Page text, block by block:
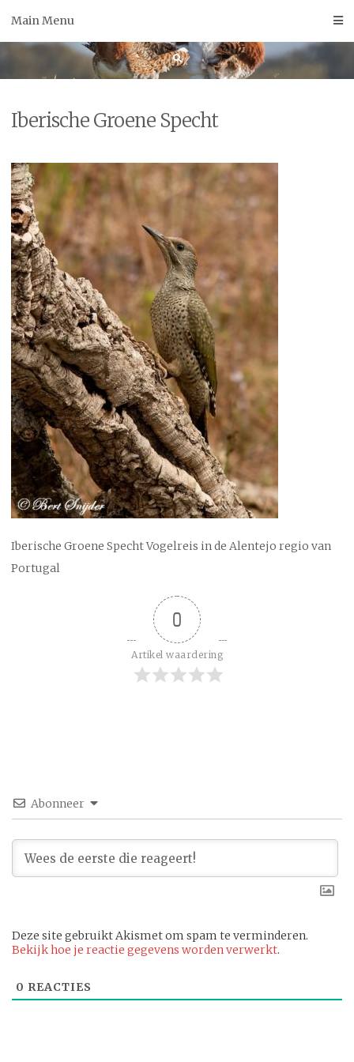
Main Menu
Iberische Groene Specht
Iberische Groene Specht Vogelreis in de Alentejo regio van
Portugal
0
Artikel waardering
Abonneer
Deze site gebruikt Akismet om spam te verminderen.
Bekijk hoe je reactie gegevens worden verwerkt.
0 REACTIES